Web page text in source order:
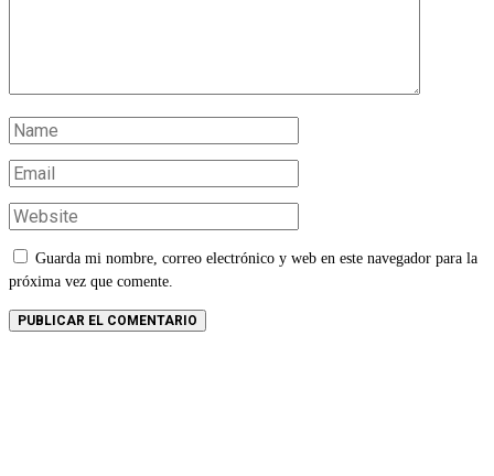
Guarda mi nombre, correo electrónico y web en este navegador para la
próxima vez que comente.